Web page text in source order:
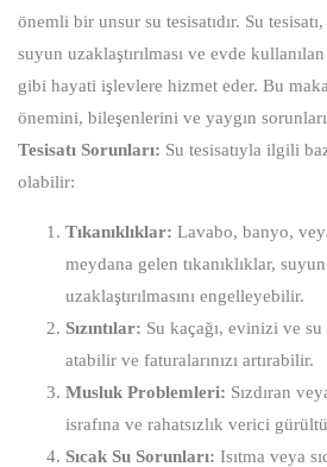
önemli bir unsur su tesisatıdır. Su
suyun uzaklaştırılması ve evde
gibi hayati işlevlere hizmet eder. Bu
önemini, bileşenlerini ve yaygın
Tesisatı Sorunları: Su tesisatıyla ilgili
olabilir:
Tıkanıklıklar: Lavabo, banyo,
meydana gelen tıkanıklıklar,
uzaklaştırılmasını engelleyebilir.
Sızıntılar: Su kaçağı, evinizi ve su
atabilir ve faturalarınızı artırabilir.
Musluk Problemleri: Sızdıran
israfına ve rahatsızlık verici
Sıcak Su Sorunları: Isıtma veya